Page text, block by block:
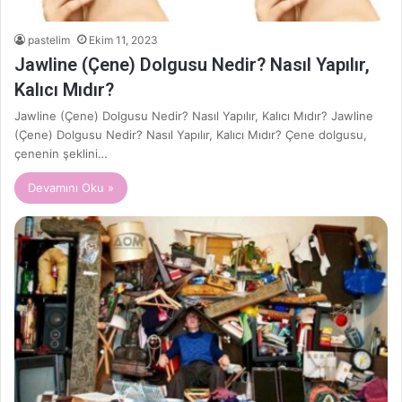
pastelim Ekim 11, 2023
Jawline (Çene) Dolgusu Nedir? Nasıl Yapılır,
Kalıcı Mıdır?
Jawline (Çene) Dolgusu Nedir? Nasıl Yapılır, Kalıcı Mıdır? Jawline
(Çene) Dolgusu Nedir? Nasıl Yapılır, Kalıcı Mıdır? Çene dolgusu,
çenenin şeklini…
Devamını Oku »